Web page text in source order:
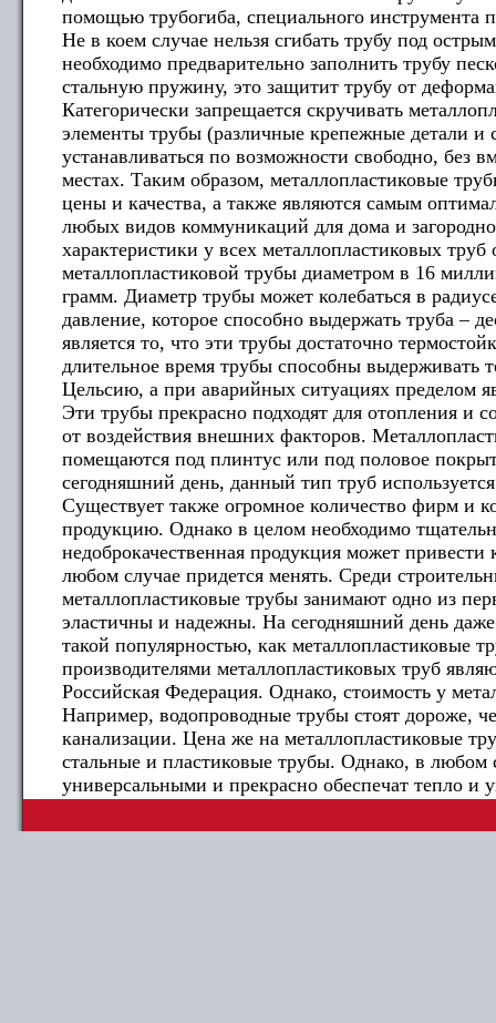
помощью трубогиба, специального инструмента
Не в коем случае нельзя сгибать трубу под
необходимо предварительно заполнить трубу
стальную пружину, это защитит трубу от
Категорически запрещается скручивать
элементы трубы (различные крепежные детали и
устанавливаться по возможности свободно, без
местах. Таким образом, металлопластиковые
цены и качества, а также являются самым
любых видов коммуникаций для дома и
характеристики у всех металлопластиковых
металлопластиковой трубы диаметром в 16
грамм. Диаметр трубы может колебаться в
давление, которое способно выдержать труба –
является то, что эти трубы достаточно
длительное время трубы способны выдерживать
Цельсию, а при аварийных ситуациях пределом
Эти трубы прекрасно подходят для отопления и
от воздействия внешних факторов.
помещаются под плинтус или под половое
сегодняшний день, данный тип труб
Существует также огромное количество фирм и
продукцию. Однако в целом необходимо
недоброкачественная продукция может
любом случае придется менять. Среди
металлопластиковые трубы занимают одно из
эластичны и надежны. На сегодняшний день
такой популярностью, как металлопластиковые
производителями металлопластиковых труб
Российская Федерация. Однако, стоимость у
Например, водопроводные трубы стоят дороже,
канализации. Цена же на металлопластиковые
стальные и пластиковые трубы. Однако, в любом
универсальными и прекрасно обеспечат тепло и